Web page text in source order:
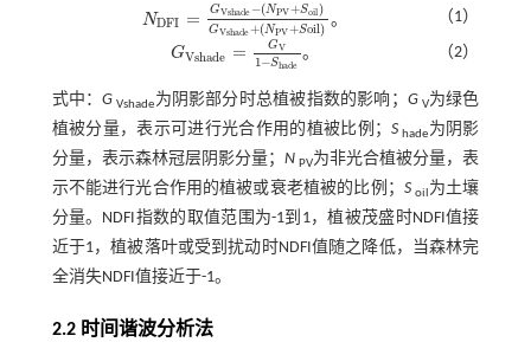
NDFI = GVshade −(NPV+Soil)
GVshade+(NPV+Soil)
NDFI= GV shade-NPV+SoilGVsh
。 （1）
GVshade = GV
1−Shade
GVshade =G V1-Shade
。 （2）
式中：G Vshade为阴影部分时总植被指数的影响； G V为绿色
植被分量，表示可进行光合作用的植被比例；S hade为阴影
分量，表示森林冠层阴影分量；N PV为非光合植被分量，表
示不能进行光合作用的植被或衰老植被的比例； S oil 为土壤
分量。NDFI指数的取值范围为-1到1，植被茂盛时NDFI值接
近于1，植被落叶或受到扰动时NDFI值随之降低，当森林完
全消失NDFI值接近于-1。
2.2 时间谐波分析法